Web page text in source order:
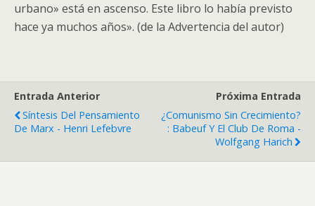
urbano» está en ascenso. Este libro lo había previsto
hace ya muchos años». (de la Advertencia del autor)
Entrada Anterior
Síntesis Del Pensamiento
De Marx - Henri Lefebvre
Próxima Entrada
¿Comunismo Sin Crecimiento?
: Babeuf Y El Club De Roma -
Wolfgang Harich